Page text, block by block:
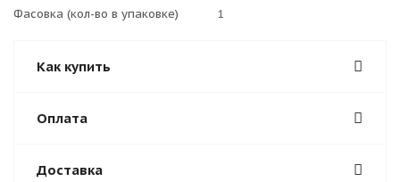
Фасовка (кол-во в упаковке)
1
Как купить
Оплата
Доставка